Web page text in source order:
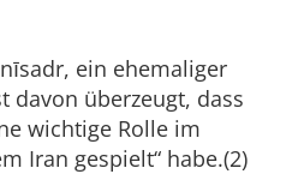
ein ehemaliger
davon überzeugt, dass
wichtige Rolle im
Iran gespielt“ habe.(2)